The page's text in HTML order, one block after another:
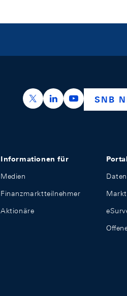
https://x.com/snb_bns
https://https://
SNB
Informationen für
Medien
Finanzmarktteilnehmer
Aktionäre